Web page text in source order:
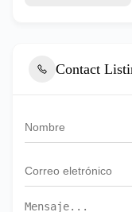
Contact